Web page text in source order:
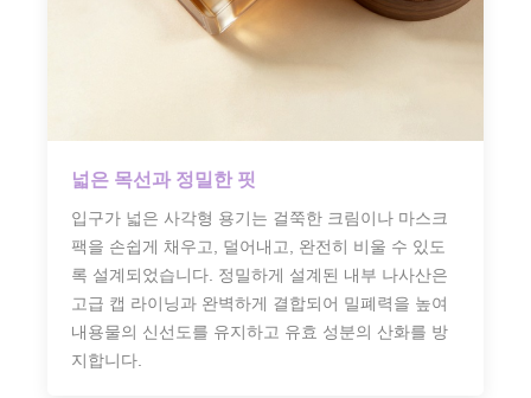
넓은 목선과 정밀한 핏
입구가 넓은 사각형 용기는 걸쭉한 크림이나 마스크
팩을 손쉽게 채우고, 덜어내고, 완전히 비울 수 있도
록 설계되었습니다. 정밀하게 설계된 내부 나사산은
고급 캡 라이닝과 완벽하게 결합되어 밀폐력을 높여
내용물의 신선도를 유지하고 유효 성분의 산화를 방
지합니다.